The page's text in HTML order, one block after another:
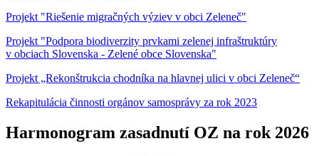
Projekt "Riešenie migračných výziev v obci Zeleneč"
Projekt "Podpora biodiverzity prvkami zelenej infraštruktúry
v obciach Slovenska - Zelené obce Slovenska"
Projekt „Rekonštrukcia chodníka na hlavnej ulici v obci Zeleneč“
Rekapitulácia činnosti orgánov samosprávy za rok 2023
Harmonogram zasadnutí OZ na rok 2026